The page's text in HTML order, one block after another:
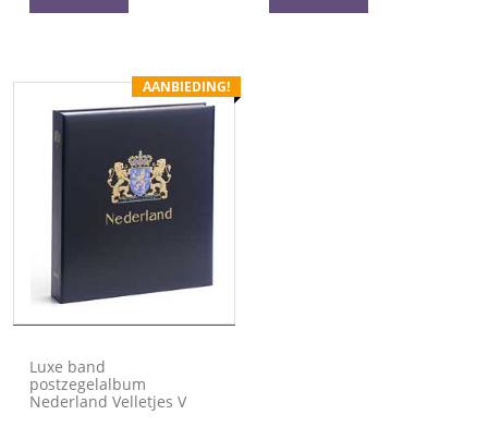
AANBIEDING!
Luxe band
postzegelalbum
Nederland Velletjes V